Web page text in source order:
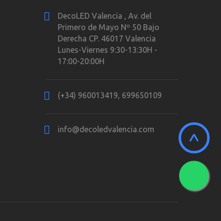
DecoLED Valencia , Av. del
Primero de Mayo Nº 50 Bajo
Derecha CP. 46017 Valencia
Lunes-Viernes 9:30-13:30H -
17:00-20:00H
(+34) 960013419, 699650109
info@decoledvalencia.com ^